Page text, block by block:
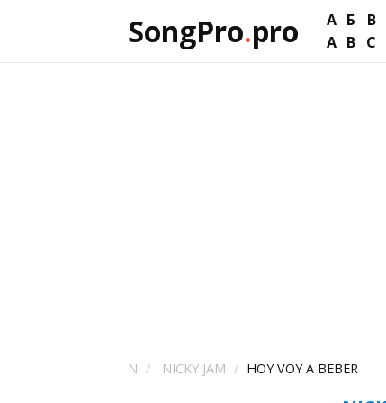
SongPro.pro А Б В
A B C
N NICKY JAM HOY VOY A BEBER